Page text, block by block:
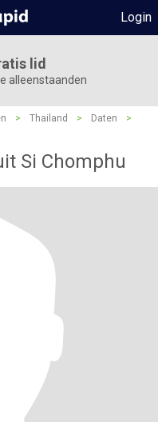
Login
lid
alleenstaanden
> Thailand > Daten
>
Si Chomphu